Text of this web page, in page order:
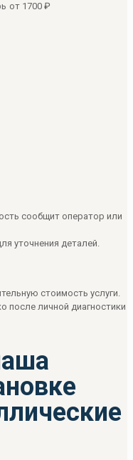
от 1700 ₽
сообщит оператор или
уточнения деталей.
стоимость услуги.
после личной диагностики